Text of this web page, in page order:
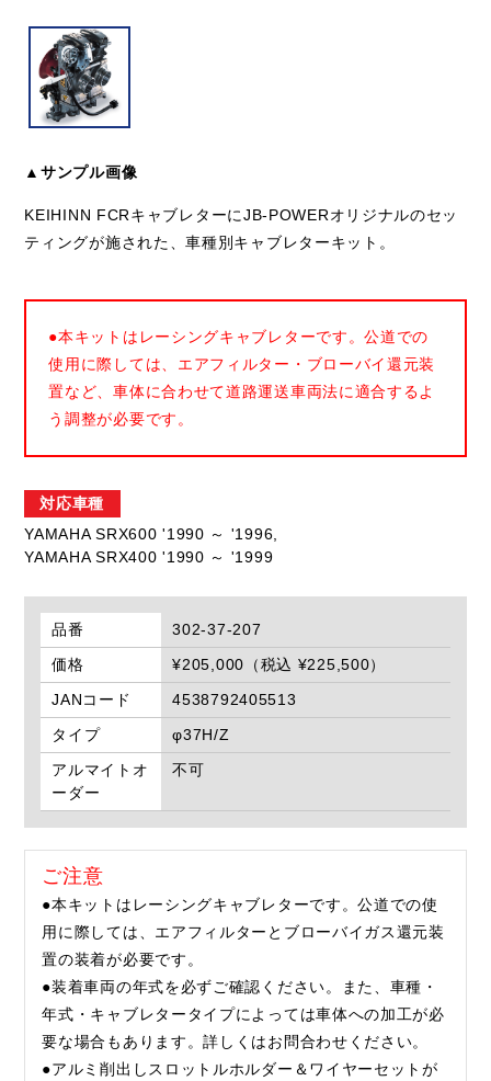
▲サンプル画像
KEIHINN FCRキャブレターにJB-POWERオリジナルのセッ
ティングが施された、車種別キャブレターキット。
●本キットはレーシングキャブレターです。公道での
使用に際しては、エアフィルター・ブローバイ還元装
置など、車体に合わせて道路運送車両法に適合するよ
う調整が必要です。
対応車種
YAMAHA SRX600 '1990 ～ '1996,
YAMAHA SRX400 '1990 ～ '1999
品番
302-37-207
価格
¥205,000（税込 ¥225,500）
JANコード
4538792405513
タイプ
φ37H/Z
アルマイトオ
ーダー
不可
ご注意
●本キットはレーシングキャブレターです。公道での使
用に際しては、エアフィルターとブローバイガス還元装
置の装着が必要です。
●装着車両の年式を必ずご確認ください。また、車種・
年式・キャブレタータイプによっては車体への加工が必
要な場合もあります。詳しくはお問合わせください。
●アルミ削出しスロットルホルダー＆ワイヤーセットが